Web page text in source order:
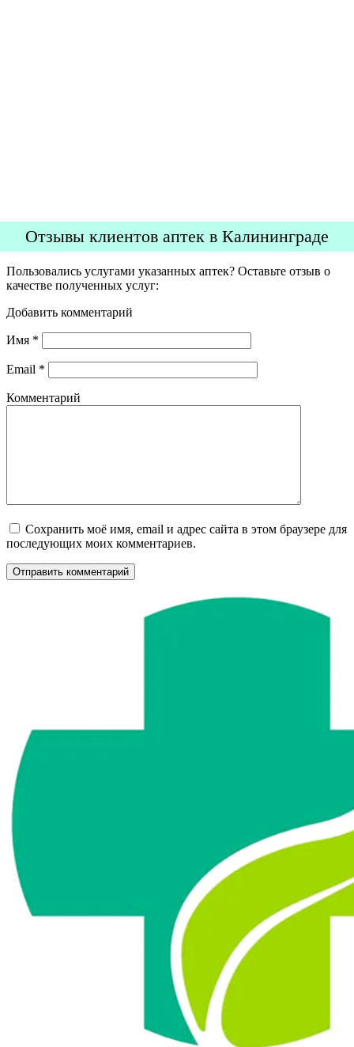
Отзывы клиентов аптек в Калининграде
Пользовались услугами указанных аптек? Оставьте отзыв о
качестве полученных услуг:
Добавить комментарий
Имя *
Email *
Комментарий
Сохранить моё имя, email и адрес сайта в этом браузере для
последующих моих комментариев.